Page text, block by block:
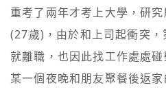
重考了兩年才考上大學，研
(27歲)，由於和上司起衝突，
就離職，也因此找工作處處
某一個夜晚和朋友聚餐後返